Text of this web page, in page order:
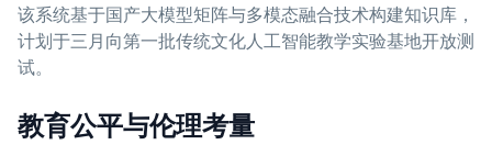
该系统基于国产大模型矩阵与多模态融合技术构建知识库，
计划于三月向第一批传统文化人工智能教学实验基地开放测
试。
教育公平与伦理考量